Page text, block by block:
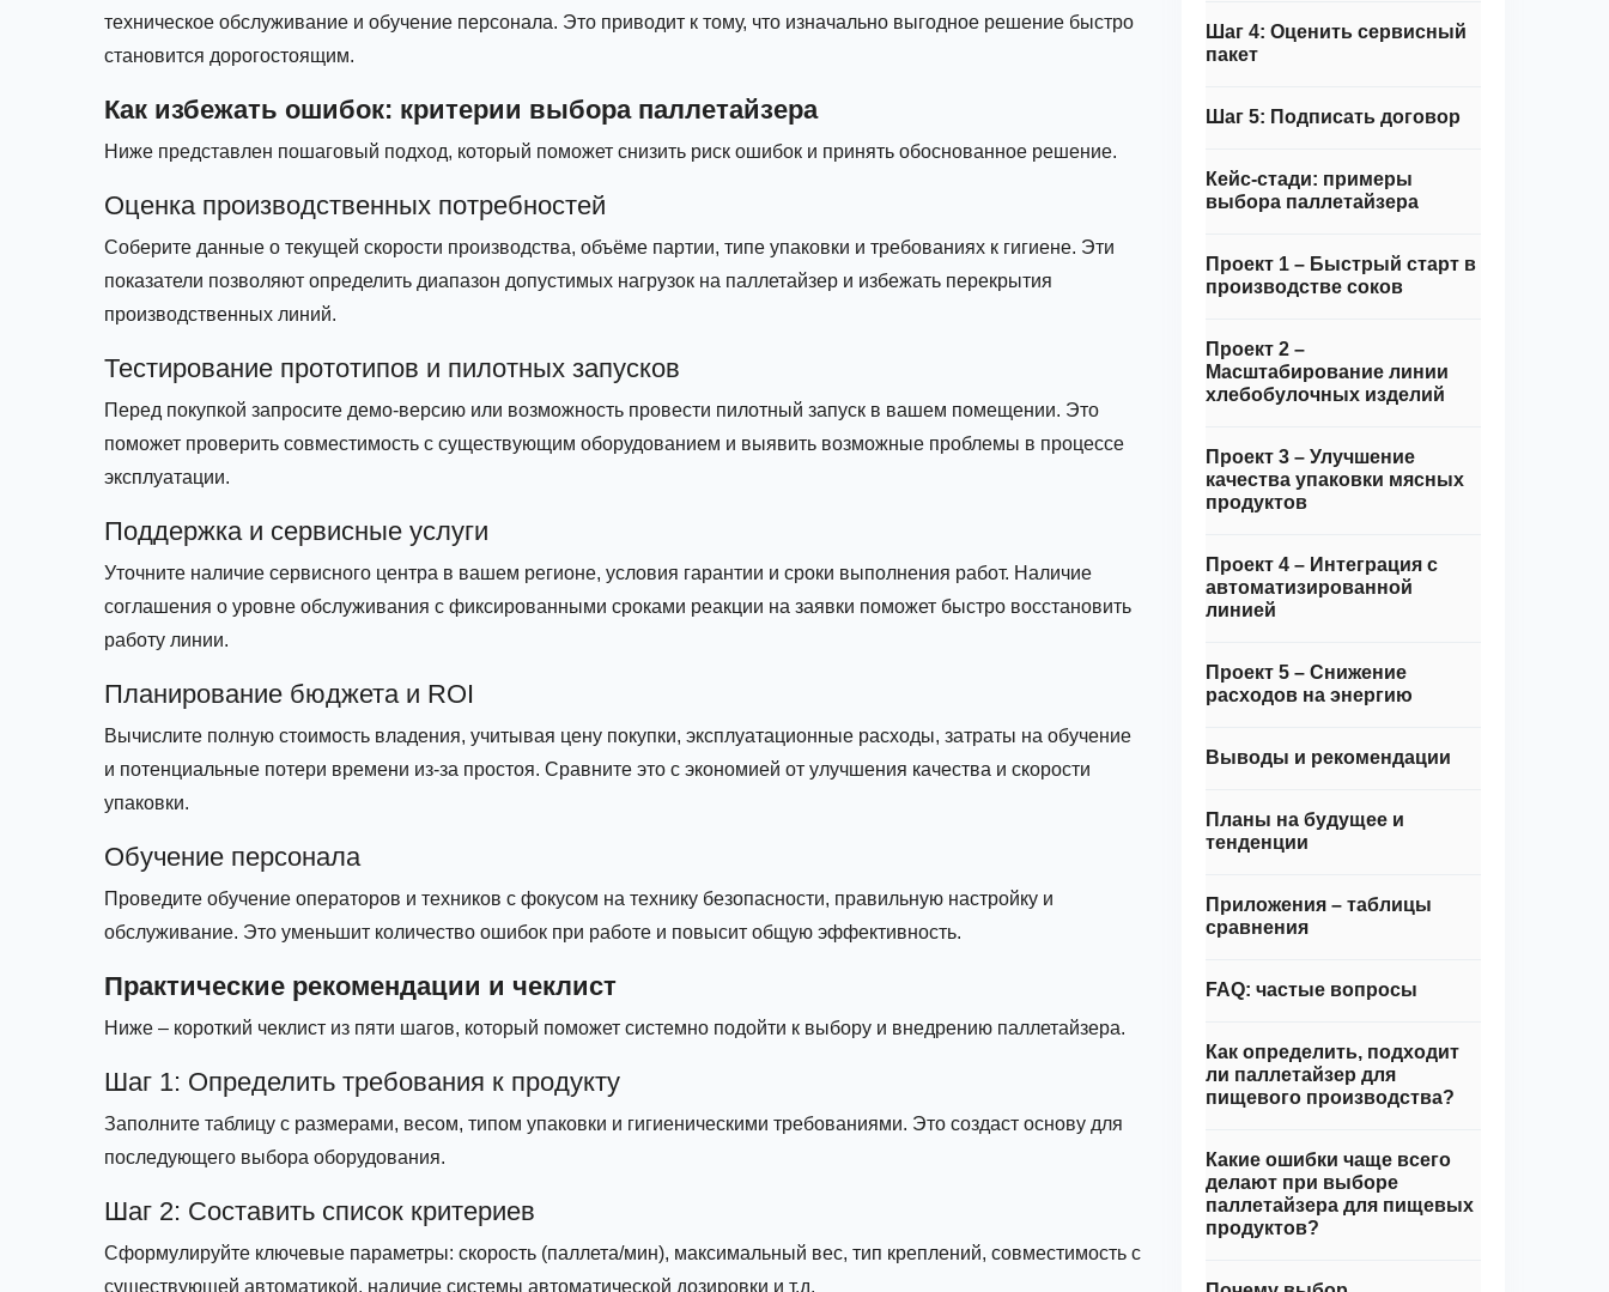
техническое обслуживание и обучение персонала. Это приводит к тому, что изначально выгодное решение быстро
становится дорогостоящим.
Как избежать ошибок: критерии выбора паллетайзера
Ниже представлен пошаговый подход, который поможет снизить риск ошибок и принять обоснованное решение.
Оценка производственных потребностей
Соберите данные о текущей скорости производства, объёме партии, типе упаковки и требованиях к гигиене. Эти
показатели позволяют определить диапазон допустимых нагрузок на паллетайзер и избежать перекрытия
производственных линий.
Тестирование прототипов и пилотных запусков
Перед покупкой запросите демо‑версию или возможность провести пилотный запуск в вашем помещении. Это
поможет проверить совместимость с существующим оборудованием и выявить возможные проблемы в процессе
эксплуатации.
Поддержка и сервисные услуги
Уточните наличие сервисного центра в вашем регионе, условия гарантии и сроки выполнения работ. Наличие
соглашения о уровне обслуживания с фиксированными сроками реакции на заявки поможет быстро восстановить
работу линии.
Планирование бюджета и ROI
Вычислите полную стоимость владения, учитывая цену покупки, эксплуатационные расходы, затраты на обучение
и потенциальные потери времени из‑за простоя. Сравните это с экономией от улучшения качества и скорости
упаковки.
Обучение персонала
Проведите обучение операторов и техников с фокусом на технику безопасности, правильную настройку и
обслуживание. Это уменьшит количество ошибок при работе и повысит общую эффективность.
Практические рекомендации и чеклист
Ниже – короткий чеклист из пяти шагов, который поможет системно подойти к выбору и внедрению паллетайзера.
Шаг 1: Определить требования к продукту
Заполните таблицу с размерами, весом, типом упаковки и гигиеническими требованиями. Это создаст основу для
последующего выбора оборудования.
Шаг 2: Составить список критериев
Сформулируйте ключевые параметры: скорость (паллета/мин), максимальный вес, тип креплений, совместимость с
существующей автоматикой, наличие системы автоматической дозировки и т.д.
Шаг 4: Оценить сервисный
пакет
Шаг 5: Подписать договор
Кейс-стади: примеры
выбора паллетайзера
Проект 1 – Быстрый старт в
производстве соков
Проект 2 –
Масштабирование линии
хлебобулочных изделий
Проект 3 – Улучшение
качества упаковки мясных
продуктов
Проект 4 – Интеграция с
автоматизированной
линией
Проект 5 – Снижение
расходов на энергию
Выводы и рекомендации
Планы на будущее и
тенденции
Приложения – таблицы
сравнения
FAQ: частые вопросы
Как определить, подходит
ли паллетайзер для
пищевого производства?
Какие ошибки чаще всего
делают при выборе
паллетайзера для пищевых
продуктов?